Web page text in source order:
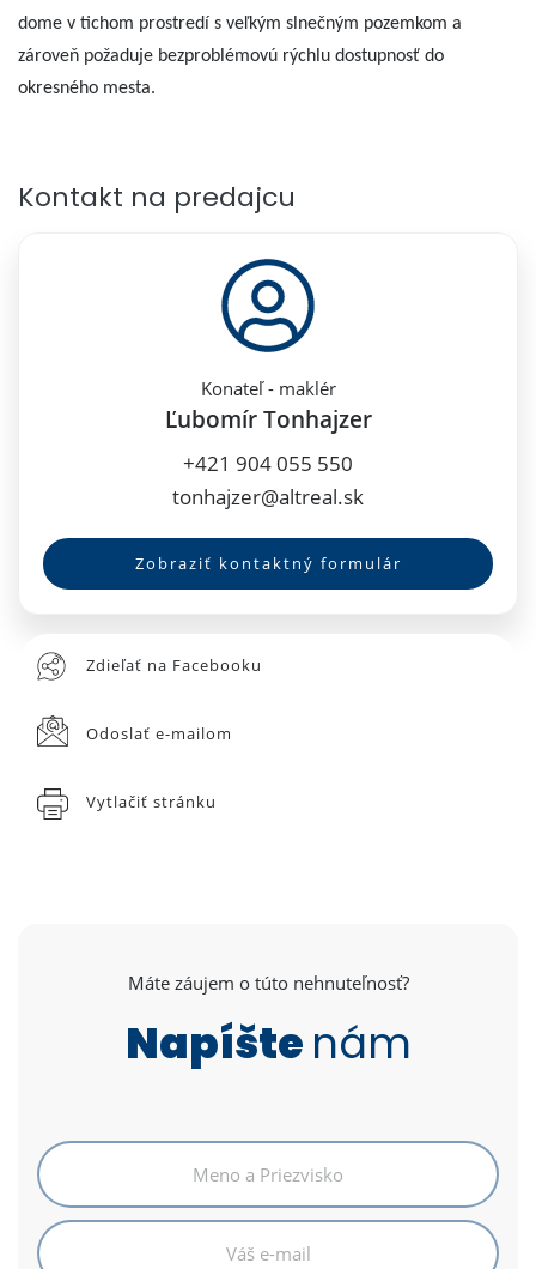
dome v tichom prostredí s veľkým slnečným pozemkom a
zároveň požaduje bezproblémovú rýchlu dostupnosť do
okresného mesta.
Kontakt na predajcu
Konateľ - maklér
Ľubomír Tonhajzer
+421 904 055 550
tonhajzer@altreal.sk
Zobraziť kontaktný formulár
Zdieľať na Facebooku
Odoslať e-mailom
Vytlačiť stránku
Máte záujem o túto nehnuteľnosť?
Napíšte nám